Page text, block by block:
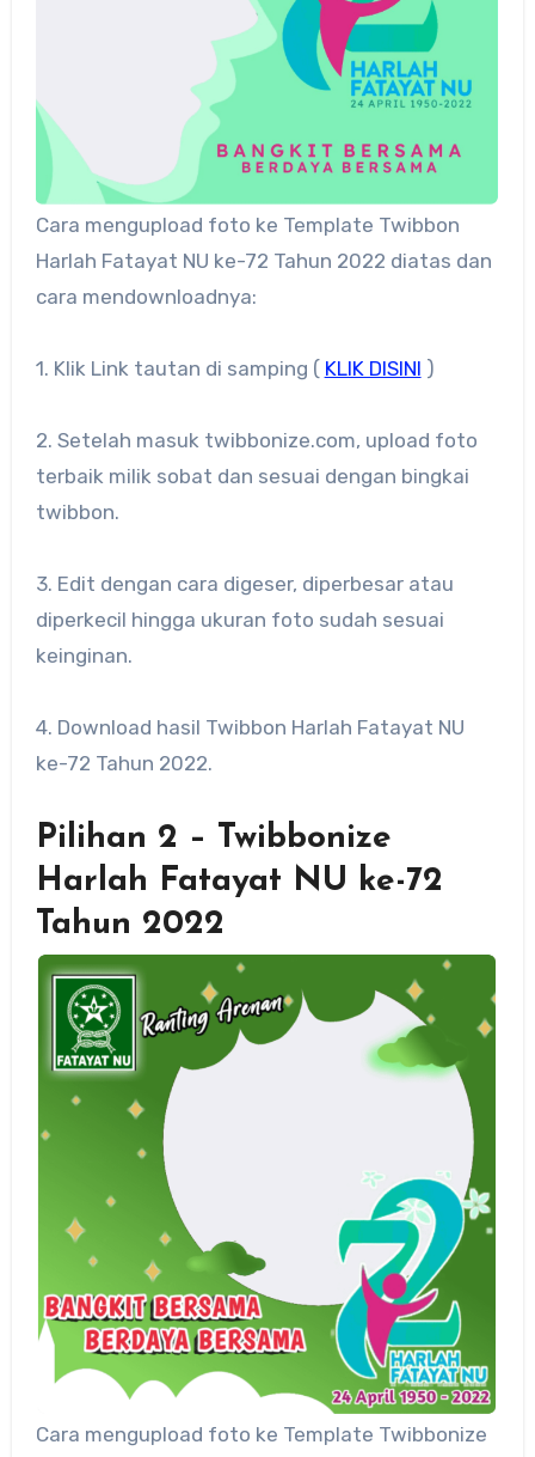
Cara mengupload foto ke Template Twibbon
Harlah Fatayat NU ke-72 Tahun 2022 diatas dan
cara mendownloadnya:
1. Klik Link tautan di samping ( KLIK DISINI )
2. Setelah masuk twibbonize.com, upload foto
terbaik milik sobat dan sesuai dengan bingkai
twibbon.
3. Edit dengan cara digeser, diperbesar atau
diperkecil hingga ukuran foto sudah sesuai
keinginan.
4. Download hasil Twibbon Harlah Fatayat NU
ke-72 Tahun 2022.
Pilihan 2 – Twibbonize
Harlah Fatayat NU ke-72
Tahun 2022
Cara mengupload foto ke Template Twibbonize